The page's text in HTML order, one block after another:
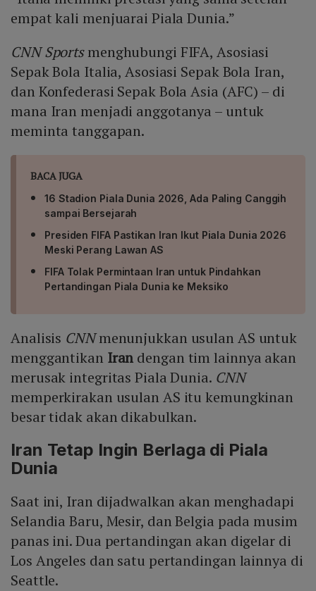
dengan tim yang belum lolos, seperti Italia, dianggap
penyalahgunaan kekuasaan dan dapat memicu
empat kali menjuarai Piala Dunia.”
CNN Sportsmenghubungi FIFA, Asosiasi
Sepak Bola Italia, Asosiasi Sepak Bola Iran,
dan Konfederasi Sepak Bola Asia (AFC) – di
mana Iran menjadi anggotanya – untuk
meminta tanggapan.
BACA JUGA
16 Stadion Piala Dunia 2026, Ada Paling Canggih
sampai Bersejarah
Presiden FIFA Pastikan Iran Ikut Piala Dunia 2026
Meski Perang Lawan AS
FIFA Tolak Permintaan Iran untuk Pindahkan
Pertandingan Piala Dunia ke Meksiko
Analisis CNNmenunjukkan usulan AS untuk
menggantikan Iran dengan tim lainnya akan
merusak integritas Piala Dunia. CNN
memperkirakan usulan AS itu kemungkinan
besar tidak akan dikabulkan.
Iran Tetap Ingin Berlaga di Piala
Dunia
Saat ini, Iran dijadwalkan akan menghadapi
Selandia Baru, Mesir, dan Belgia pada musim
panas ini. Dua pertandingan akan digelar di
Los Angeles dan satu pertandingan lainnya di
Seattle.